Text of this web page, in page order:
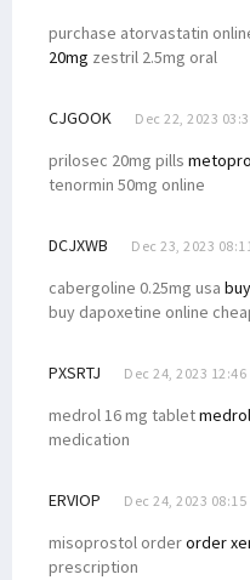
purchase atorvastatin
20mg zestril 2.5mg oral
CJGOOK Dec 22, 2023
prilosec 20mg pills
tenormin 50mg online
DCJXWB Dec 23, 2023
cabergoline 0.25mg usa
buy dapoxetine online
PXSRTJ Dec 24, 2023
medrol 16 mg tablet
medication
ERVIOP Dec 24, 2023 08:15
misoprostol orderorder
prescription